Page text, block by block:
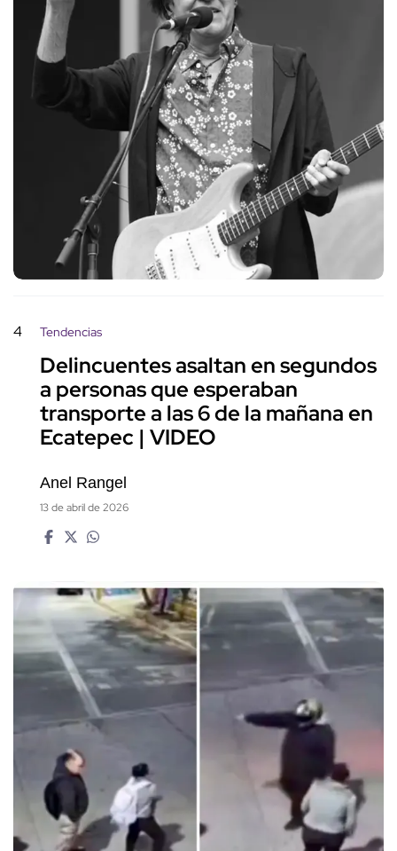
4 Tendencias
Delincuentes asaltan en segundos
a personas que esperaban
transporte a las 6 de la mañana en
Ecatepec | VIDEO
Anel Rangel
13 de abril de 2026